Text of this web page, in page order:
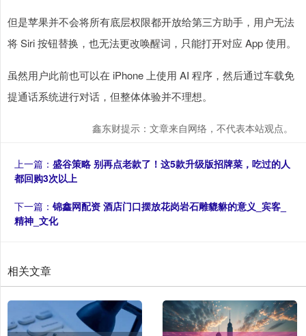
但是苹果并不会将所有底层权限都开放给第三方助手，用户无法
将 Siri 按钮替换，也无法更改唤醒词，只能打开对应 App 使用。
虽然用户此前也可以在 iPhone 上使用 AI 程序，然后通过车载免
提通话系统进行对话，但整体体验并不理想。
鑫东财提示：文章来自网络，不代表本站观点。
上一篇： 盛谷策略 别再点老款了！这5款升级版招牌菜，吃过的人
都回购3次以上
下一篇： 锦鑫网配资 酒店门口摆放花岗岩石雕貔貅的意义_宾客_
精神_文化
相关文章